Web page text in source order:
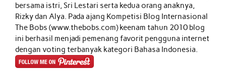
bersama istri, Sri Lestari serta kedua orang anaknya,
Rizky dan Alya. Pada ajang Kompetisi Blog Internasional
The Bobs (www.thebobs.com) keenam tahun 2010 blog
ini berhasil menjadi pemenang favorit pengguna internet
dengan voting terbanyak kategori Bahasa Indonesia.